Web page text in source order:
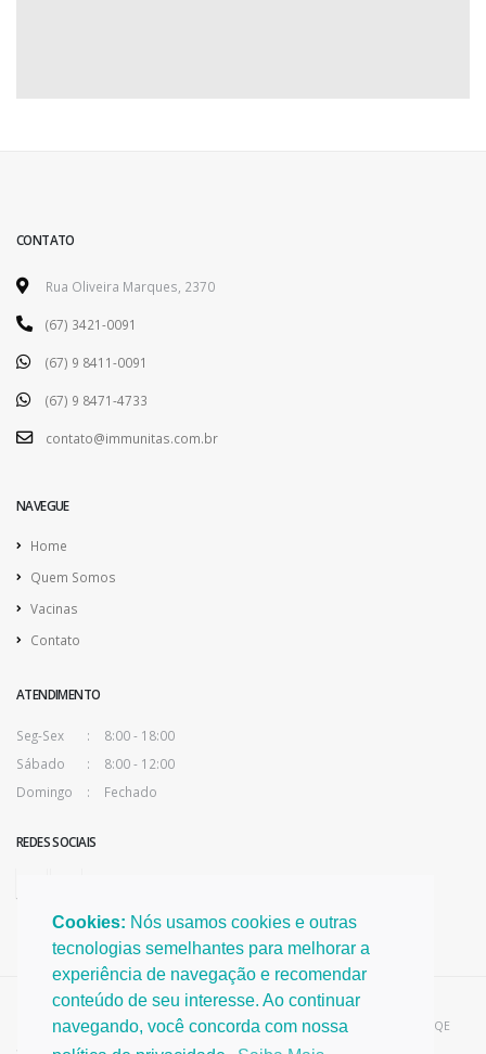
Cookies: Nós usamos cookies e outras
tecnologias semelhantes para melhorar a
experiência de navegação e recomendar
conteúdo de seu interesse. Ao continuar
navegando, você concorda com nossa
CONTATO
Rua Oliveira Marques, 2370
(67) 3421-0091
(67) 9 8411-0091
(67) 9 8471-4733
contato@immunitas.com.br
NAVEGUE
Home
Quem Somos
Vacinas
Contato
ATENDIMENTO
Seg-Sex
8:00 - 18:00
Sábado
8:00 - 12:00
Domingo
Fechado
REDES SOCIAIS
Diretora Técnica MédicaDra. Renata Maronna Praça – CRM MS 5257 | RQE